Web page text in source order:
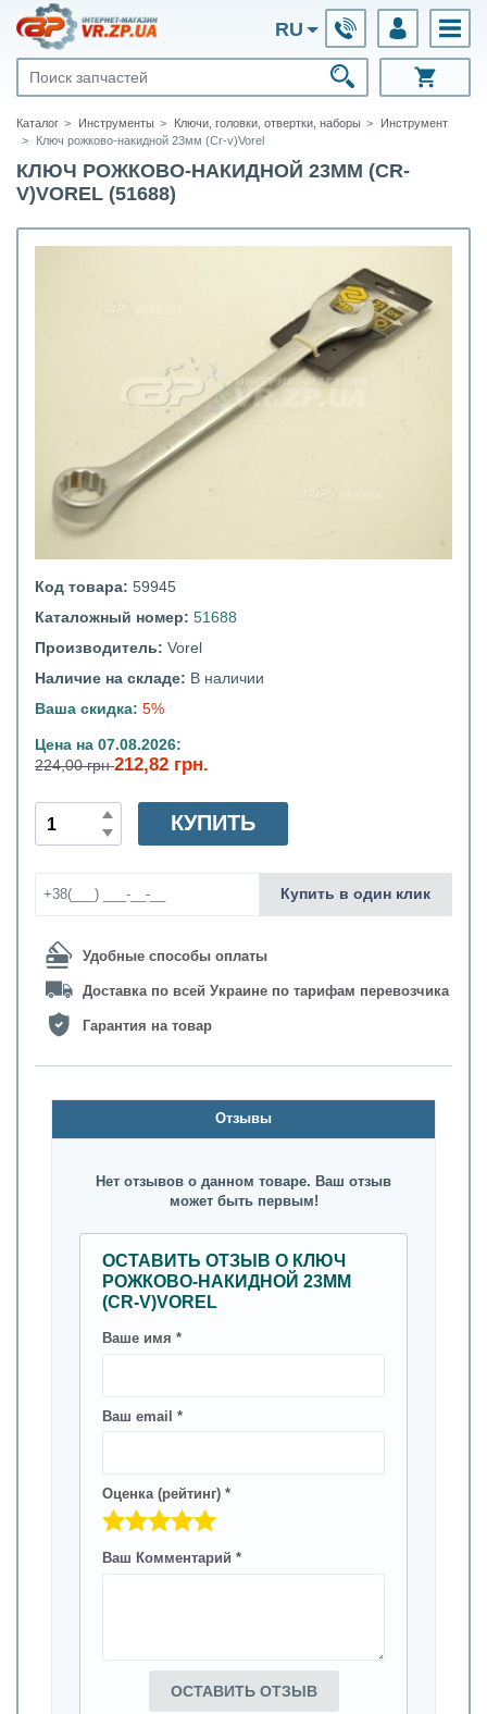
RU
Каталог Инструменты Ключи, головки, отвертки, наборы
Инструмент
Ключ рожково-накидной 23мм (Cr-v)Vorel
КЛЮЧ РОЖКОВО-НАКИДНОЙ 23ММ (CR-
V)VOREL (51688)
Код товара: 59945
Каталожный номер: 51688
Производитель: Vorel
Наличие на складе: В наличии
Ваша скидка: 5%
Цена на 07.08.2026:
224,00 грн212,82 грн.
Удобные способы оплаты
Доставка по всей Украине по тарифам перевозчика
Гарантия на товар
КУПИТЬ
Купить в один клик
Oтзывы
Нет отзывов о данном товаре. Ваш отзыв
может быть первым!
ОСТАВИТЬ ОТЗЫВ О КЛЮЧ
РОЖКОВО-НАКИДНОЙ 23ММ
(CR-V)VOREL
Ваше имя *
Ваш email *
Оценка (рейтинг) *
Ваш Комментарий *
ОСТАВИТЬ ОТЗЫВ